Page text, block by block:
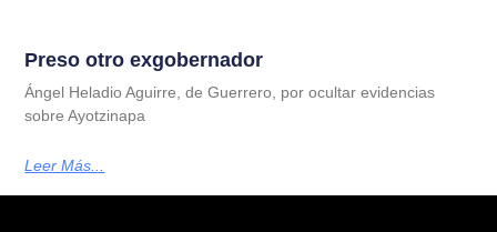
Preso otro exgobernador
Ángel Heladio Aguirre, de Guerrero, por ocultar evidencias
sobre Ayotzinapa
Leer Más...